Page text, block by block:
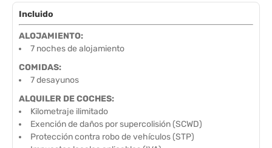
Incluido
ALOJAMIENTO:
7 noches de alojamiento
COMIDAS:
7 desayunos
ALQUILER DE COCHES:
Kilometraje ilimitado
Exención de daños por supercolisión (SCWD)
Protección contra robo de vehículos (STP)